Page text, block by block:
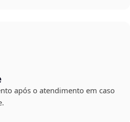
após o atendimento em caso